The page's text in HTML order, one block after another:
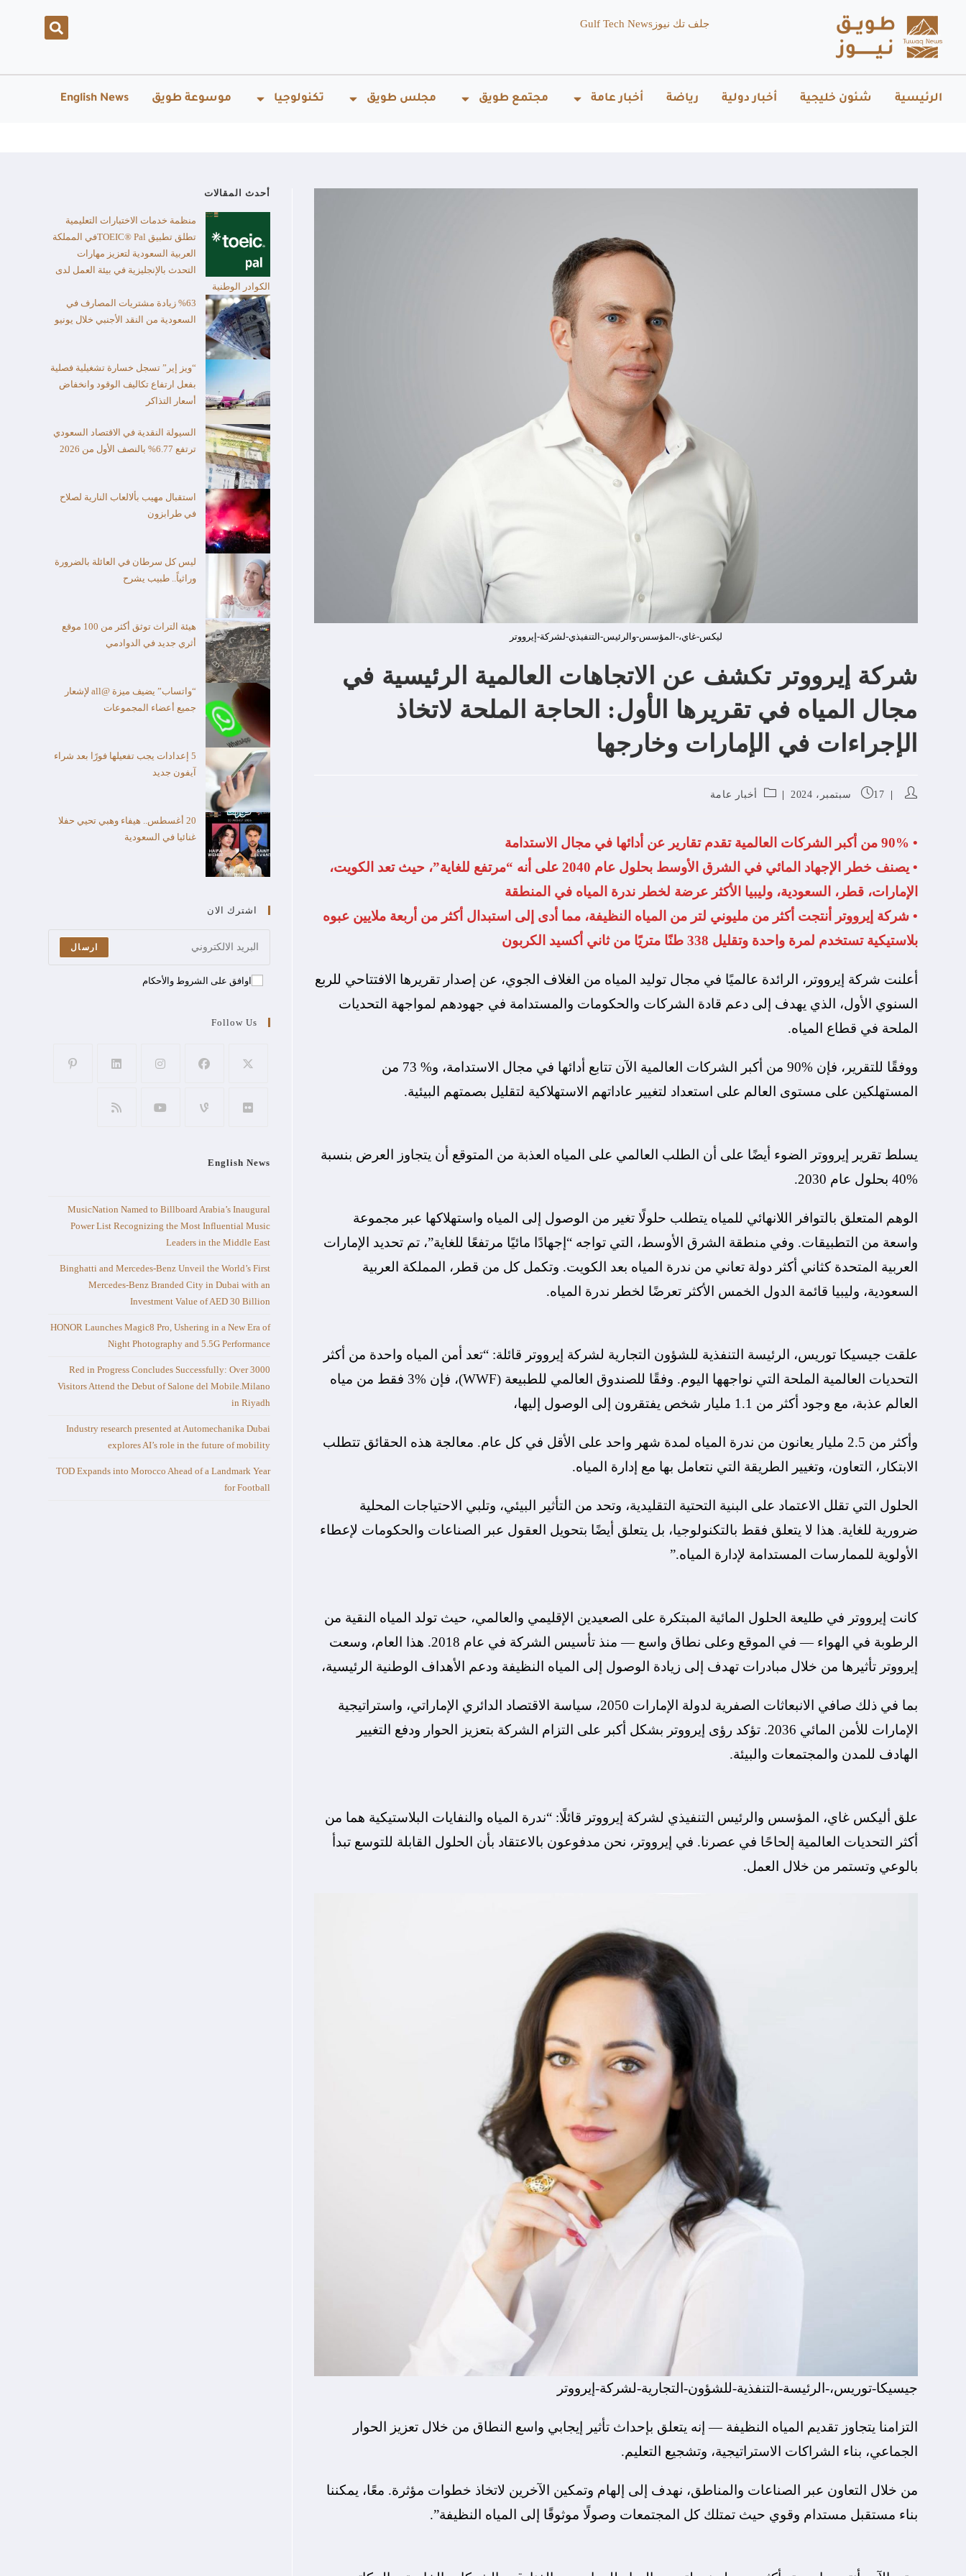
جلف تك نيوز Gulf Tech News
الرئيسية شئون خليجية أخبار دولية رياضة أخبار عامة مجتمع طويق مجلس طويق تكنولوجيا موسوعة طويق English News
ليكس-غاي،-المؤسس-والرئيس-التنفيذي-لشركة-إيرووتر
شركة إيرووتر تكشف عن الاتجاهات العالمية الرئيسية في
مجال المياه في تقريرها الأول: الحاجة الملحة لاتخاذ
الإجراءات في الإمارات وخارجها
17 سبتمبر، 2024 أخبار عامة
• 90% من أكبر الشركات العالمية تقدم تقارير عن أدائها في مجال الاستدامة
• يصنف خطر الإجهاد المائي في الشرق الأوسط بحلول عام 2040 على أنه “مرتفع للغاية”، حيث تعد الكويت،
الإمارات، قطر، السعودية، وليبيا الأكثر عرضة لخطر ندرة المياه في المنطقة
• شركة إيرووتر أنتجت أكثر من مليوني لتر من المياه النظيفة، مما أدى إلى استبدال أكثر من أربعة ملايين عبوه
بلاستيكية تستخدم لمرة واحدة وتقليل 338 طنًا متريًا من ثاني أكسيد الكربون
أعلنت شركة إيرووتر، الرائدة عالميًا في مجال توليد المياه من الغلاف الجوي، عن إصدار تقريرها الافتتاحي للربع
السنوي الأول، الذي يهدف إلى دعم قادة الشركات والحكومات والمستدامة في جهودهم لمواجهة التحديات
الملحة في قطاع المياه.
ووفقًا للتقرير، فإن %90 من أكبر الشركات العالمية الآن تتابع أدائها في مجال الاستدامة، و% 73 من
المستهلكين على مستوى العالم على استعداد لتغيير عاداتهم الاستهلاكية لتقليل بصمتهم البيئية.
يسلط تقرير إيرووتر الضوء أيضًا على أن الطلب العالمي على المياه العذبة من المتوقع أن يتجاوز العرض بنسبة
%40 بحلول عام 2030.
الوهم المتعلق بالتوافر اللانهائي للمياه يتطلب حلولًا تغير من الوصول إلى المياه واستهلاكها عبر مجموعة
واسعة من التطبيقات. وفي منطقة الشرق الأوسط، التي تواجه “إجهادًا مائيًا مرتفعًا للغاية”، تم تحديد الإمارات
العربية المتحدة كثاني أكثر دولة تعاني من ندرة المياه بعد الكويت. وتكمل كل من قطر، المملكة العربية
السعودية، وليبيا قائمة الدول الخمس الأكثر تعرضًا لخطر ندرة المياه.
علقت جيسيكا توريس، الرئيسة التنفذية للشؤون التجارية لشركة إيرووتر قائلة: “تعد أمن المياه واحدة من أكثر
التحديات العالمية الملحة التي نواجهها اليوم. وفقًا للصندوق العالمي للطبيعة (WWF)، فإن %3 فقط من مياه
العالم عذبة، مع وجود أكثر من 1.1 مليار شخص يفتقرون إلى الوصول إليها،
وأكثر من 2.5 مليار يعانون من ندرة المياه لمدة شهر واحد على الأقل في كل عام. معالجة هذه الحقائق تتطلب
الابتكار، التعاون، وتغيير الطريقة التي نتعامل بها مع إدارة المياه.
الحلول التي تقلل الاعتماد على البنية التحتية التقليدية، وتحد من التأثير البيئي، وتلبي الاحتياجات المحلية
ضرورية للغاية. هذا لا يتعلق فقط بالتكنولوجيا، بل يتعلق أيضًا بتحويل العقول عبر الصناعات والحكومات لإعطاء
الأولوية للممارسات المستدامة لإدارة المياه.”
كانت إيرووتر في طليعة الحلول المائية المبتكرة على الصعيدين الإقليمي والعالمي، حيث تولد المياه النقية من
الرطوبة في الهواء — في الموقع وعلى نطاق واسع — منذ تأسيس الشركة في عام 2018. هذا العام، وسعت
إيرووتر تأثيرها من خلال مبادرات تهدف إلى زيادة الوصول إلى المياه النظيفة ودعم الأهداف الوطنية الرئيسية،
بما في ذلك صافي الانبعاثات الصفرية لدولة الإمارات 2050، سياسة الاقتصاد الدائري الإماراتي، واستراتيجية
الإمارات للأمن المائي 2036. تؤكد رؤى إيرووتر بشكل أكبر على التزام الشركة بتعزيز الحوار ودفع التغيير
الهادف للمدن والمجتمعات والبيئة.
علق أليكس غاي، المؤسس والرئيس التنفيذي لشركة إيرووتر قائلًا: “ندرة المياه والنفايات البلاستيكية هما من
أكثر التحديات العالمية إلحاحًا في عصرنا. في إيرووتر، نحن مدفوعون بالاعتقاد بأن الحلول القابلة للتوسع تبدأ
بالوعي وتستمر من خلال العمل.
جيسيكا-توريس،-الرئيسة-التنفذية-للشؤون-التجارية-لشركة-إيرووتر
التزامنا يتجاوز تقديم المياه النظيفة — إنه يتعلق بإحداث تأثير إيجابي واسع النطاق من خلال تعزيز الحوار
الجماعي، بناء الشراكات الاستراتيجية، وتشجيع التعليم.
من خلال التعاون عبر الصناعات والمناطق، نهدف إلى إلهام وتمكين الآخرين لاتخاذ خطوات مؤثرة. معًا، يمكننا
بناء مستقبل مستدام وقوي حيث تمتلك كل المجتمعات وصولًا موثوقًا إلى المياه النظيفة”.
أحدث المقالات
منظمة خدمات الاختبارات التعليمية
تطلق تطبيق TOEIC® Palفي المملكة
العربية السعودية لتعزيز مهارات
التحدث بالإنجليزية في بيئة العمل لدى
الكوادر الوطنية
%63 زيادة مشتريات المصارف في
السعودية من النقد الأجنبي خلال يونيو
“ويز إير” تسجل خسارة تشغيلية فصلية
بفعل ارتفاع تكاليف الوقود وانخفاض
أسعار التذاكر
السيولة النقدية في الاقتصاد السعودي
ترتفع 6.77% بالنصف الأول من 2026
استقبال مهيب بألالعاب النارية لصلاح
في طرابزون
ليس كل سرطان في العائلة بالضرورة
وراثياً.. طبيب يشرح
هيئة التراث توثق أكثر من 100 موقع
أثري جديد في الدوادمي
“واتساب” يضيف ميزة @all لإشعار
جميع أعضاء المجموعات
5 إعدادات يجب تفعيلها فورًا بعد شراء
آيفون جديد
20 أغسطس.. هيفاء وهبي تحيي حفلا
غنائيا في السعودية
اشترك الان
ارسال
اوافق على الشروط والأحكام
Follow Us
English News
MusicNation Named to Billboard Arabia’s Inaugural
Power List Recognizing the Most Influential Music
Leaders in the Middle East
Binghatti and Mercedes-Benz Unveil the World’s First
Mercedes-Benz Branded City in Dubai with an
Investment Value of AED 30 Billion
HONOR Launches Magic8 Pro, Ushering in a New Era of
Night Photography and 5.5G Performance
Red in Progress Concludes Successfully: Over 3000
Visitors Attend the Debut of Salone del Mobile.Milano
in Riyadh
Industry research presented at Automechanika Dubai
explores AI’s role in the future of mobility
TOD Expands into Morocco Ahead of a Landmark Year
for Football